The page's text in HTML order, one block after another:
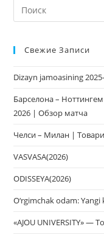
Свежие Записи
Dizayn jamoasining
Барселона –
2026 | Обзор матча
Челси – Милан |
VASVASA(2026)
ODISSEYA(2026)
O‘rgimchak odam: Yangi
«AJOU UNIVERSITY» —